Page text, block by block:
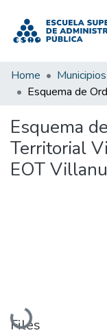
Home Municipios
Esquema
Territorial
EOT
Loading...
Files